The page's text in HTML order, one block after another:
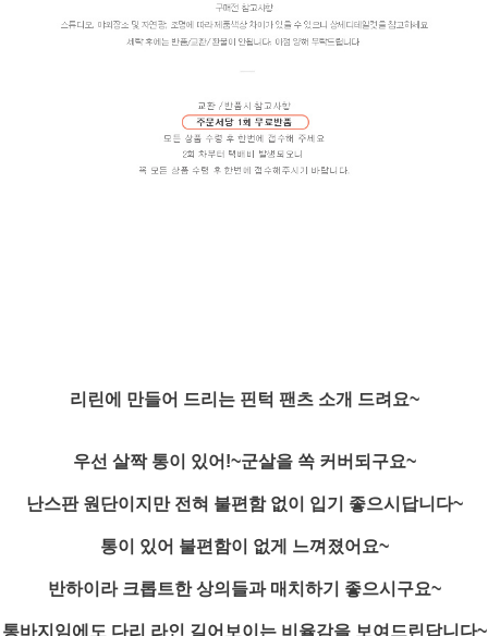
리린에 만들어 드리는 핀턱 팬츠 소개 드려요~
우선 살짝 통이 있어!~군살을 쏙 커버되구요~
난스판 원단이지만 전혀 불편함 없이 입기 좋으시답니다~
통이 있어 불편함이 없게 느껴졌어요~
반하이라 크롭트한 상의들과 매치하기 좋으시구요~
통바지임에도 다리 라인 길어보이는 비율감을 보여드린답니다~